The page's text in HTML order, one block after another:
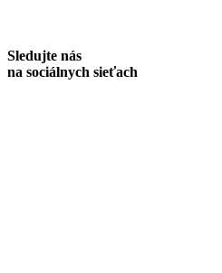
Sledujte nás
na sociálnych sieťach